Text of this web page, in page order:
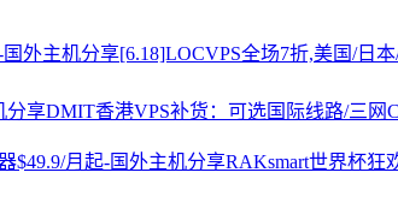
[6.18]LOCVPS全场7折,美国/日
DMIT香港VPS补货：可选国际线路/三网
RAKsmart世界杯狂